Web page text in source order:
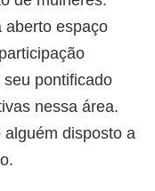
aberto espaço
pontificado
nessa área.
disposto a